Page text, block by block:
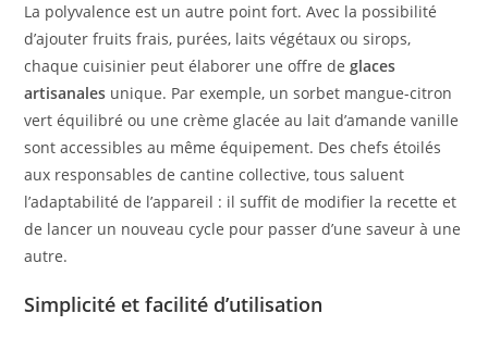
La polyvalence est un autre point fort. Avec la possibilité
d’ajouter fruits frais, purées, laits végétaux ou sirops,
chaque cuisinier peut élaborer une offre deglaces
artisanales unique. Par exemple, un sorbet mangue-citron
vert équilibré ou une crème glacée au lait d’amande vanille
sont accessibles au même équipement. Des chefs étoilés
aux responsables de cantine collective, tous saluent
l’adaptabilité de l’appareil : il suffit de modifier la recette et
de lancer un nouveau cycle pour passer d’une saveur à une
autre.
Simplicité et facilité d’utilisation